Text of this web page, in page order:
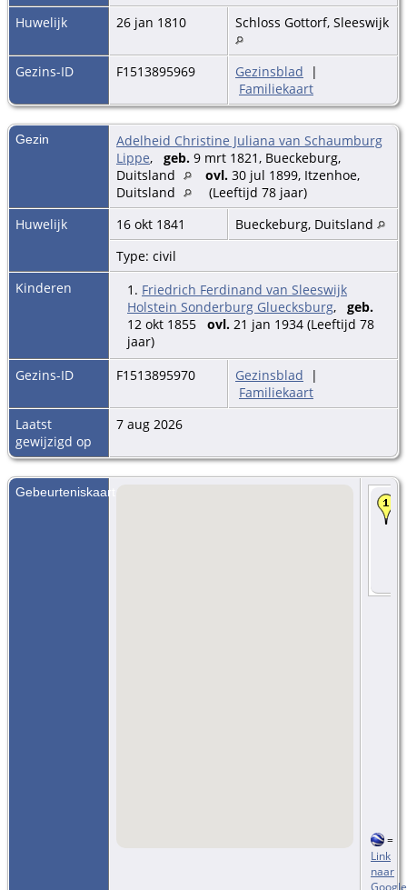
Huwelijk
26 jan 1810 Schloss Gottorf, Sleeswijk
Gezins-ID F1513895969 Gezinsblad |
Familiekaart
Gezin
Adelheid Christine Juliana van Schaumburg
Lippe, geb. 9 mrt 1821, Bueckeburg,
Duitsland
ovl. 30 jul 1899, Itzenhoe,
Duitsland
(Leeftijd 78 jaar)
Huwelijk
16 okt 1841
Bueckeburg, Duitsland
Type: civil
Kinderen
1. Friedrich Ferdinand van Sleeswijk
Holstein Sonderburg Gluecksburg, geb.
12 okt 1855 ovl. 21 jan 1934 (Leeftijd 78
jaar)
Gezins-ID
F1513895970 Gezinsblad |
Familiekaart
Laatst
gewijzigd op
7 aug 2026
Gebeurteniskaart
=
Link
naar
Google